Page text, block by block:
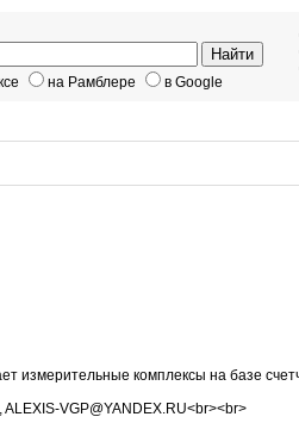
на Рамблере в Google
измерительные комплексы на базе
,ALEXIS-VGP@YANDEX.RU<br><br>